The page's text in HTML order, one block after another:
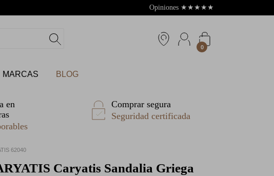
Opiniones ★ ★ ★ ★ ★
0
MARCAS BLOG
en
Comprar segura
Seguridad certificada
62040
Caryatis Sandalia Griega